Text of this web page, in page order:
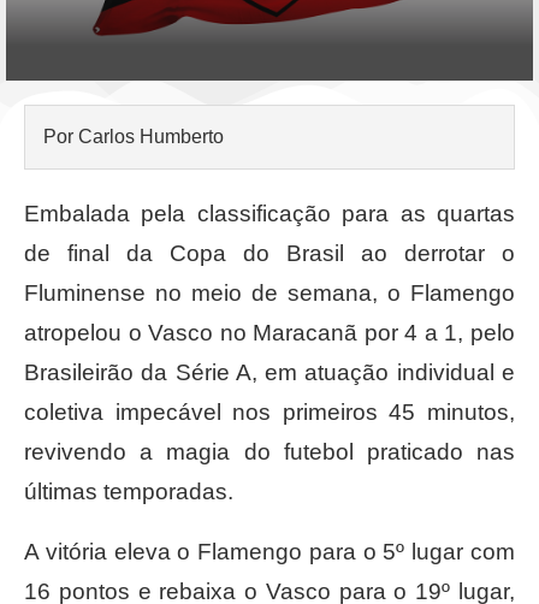
Por Carlos Humberto
Embalada pela classificação para as quartas
de final da Copa do Brasil ao derrotar o
Fluminense no meio de semana, o Flamengo
atropelou o Vasco no Maracanã por 4 a 1, pelo
Brasileirão da Série A, em atuação individual e
coletiva impecável nos primeiros 45 minutos,
revivendo a magia do futebol praticado nas
últimas temporadas.
A vitória eleva o Flamengo para o 5º lugar com
16 pontos e rebaixa o Vasco para o 19º lugar,